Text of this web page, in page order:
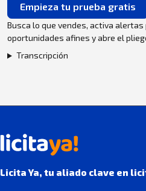
Empieza tu prueba gratis
Busca lo que vendes, activa alertas
oportunidades afines y abre el
Transcripción
Licita Ya, tu aliado clave en